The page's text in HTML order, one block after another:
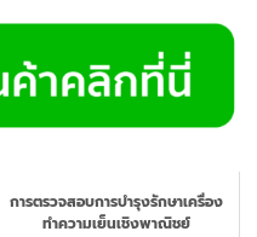
การตรวจสอบการบำรุงรักษาเครื่อง
ทำความเย็นเชิงพาณิชย์